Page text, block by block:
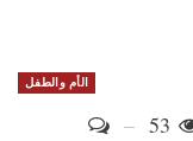
الأم والطفل